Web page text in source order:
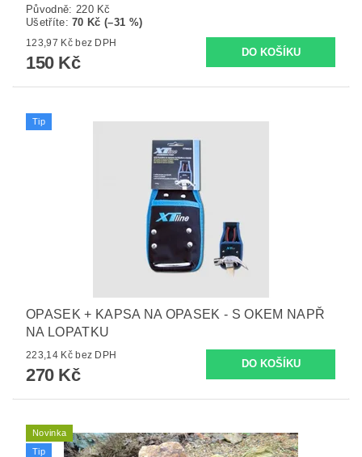
Původně: 220 Kč
Ušetříte:70 Kč (–31 %)
123,97 Kč bez DPH
150 Kč
Tip
OPASEK + KAPSA NA OPASEK - S OKEM NAPŘ
NA LOPATKU
223,14 Kč bez DPH
270 Kč
Novinka
Tip